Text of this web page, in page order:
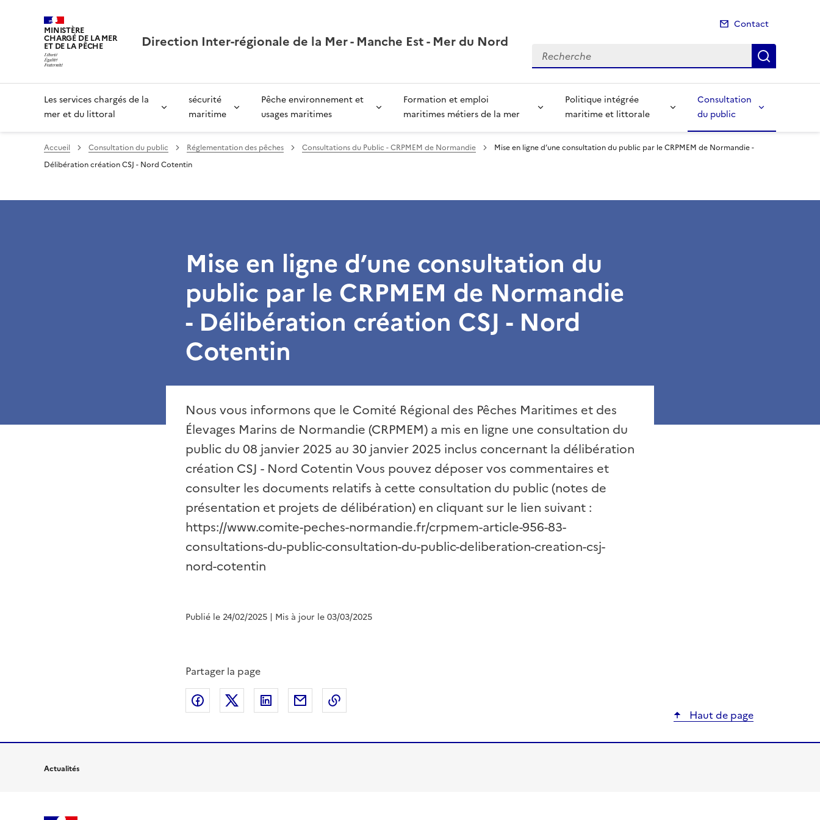
MINISTÈRE
CHARGÉ DE LA MER
ET DE LA PÊCHE Direction Inter-régionale de la Mer - Manche Est - Mer du Nord
Contact
Recherche
Les services chargés de la
mer et du littoral
sécurité
maritime
Pêche environnement et
usages maritimes
Formation et emploi
maritimes métiers de la mer
Politique intégrée
maritime et littorale
Consultation
du public
Accueil Consultation du public Réglementation des pêches Consultations du Public - CRPMEM de Normandie
Mise en ligne d’une consultation du public par le CRPMEM de Normandie -
Délibération création CSJ - Nord Cotentin
Mise en ligne d’une consultation du
public par le CRPMEM de Normandie
- Délibération création CSJ - Nord
Cotentin
Nous vous informons que le Comité Régional des Pêches Maritimes et des
Élevages Marins de Normandie (CRPMEM) a mis en ligne une consultation du
public du 08 janvier 2025 au 30 janvier 2025 inclus concernant la délibération
création CSJ - Nord Cotentin Vous pouvez déposer vos commentaires et
consulter les documents relatifs à cette consultation du public (notes de
présentation et projets de délibération) en cliquant sur le lien suivant :
https://www.comite-peches-normandie.fr/crpmem-article-956-83-
consultations-du-public-consultation-du-public-deliberation-creation-csj-
nord-cotentin
Publié le 24/02/2025 | Mis à jour le 03/03/2025
Partager la page
Partager sur Facebook
Partager sur XPartager sur LinkedIn
Partager par email
Haut de page
Actualités